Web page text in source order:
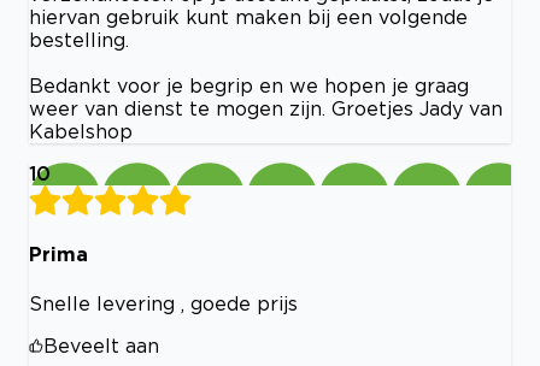
hiervan gebruik kunt maken bij een volgende
bestelling.
Bedankt voor je begrip en we hopen je graag
weer van dienst te mogen zijn. Groetjes Jady van
Kabelshop
10
Prima
Snelle levering , goede prijs
Beveelt aan